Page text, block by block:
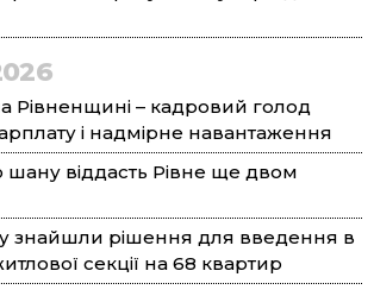
Рівненщині – кадровий голод
і надмірне навантаження
віддасть Рівне ще двом
знайшли рішення для введення в
секції на 68 квартир